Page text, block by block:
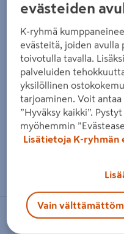
DANFOSS
evästeiden
K-ryhmä
evästeitä, joiden avulla
toivotulla tavalla.
palveluiden
yksilöllinen
tarjoaminen. Voit
”Hyväksy kaikki”.
myöhemmin
Lisätietoja K-ryhmän
Vain